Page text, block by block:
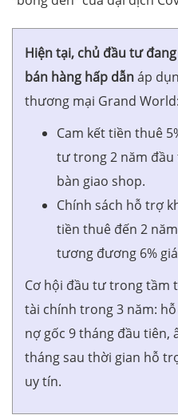
Hiện tại, chủ đầu tư
bán hàng hấp dẫnáp
thương mại Grand World:
Cam kết tiền thuê
tư trong 2 năm đầu
bàn giao shop.
Chính sách hỗ trợ
tiền thuê đến 2
tương đương 6%
Cơ hội đầu tư trong tầm
tài chính trong 3 năm:
nợ gốc 9 tháng đầu tiên,
tháng sau thời gian hỗ
uy tín.